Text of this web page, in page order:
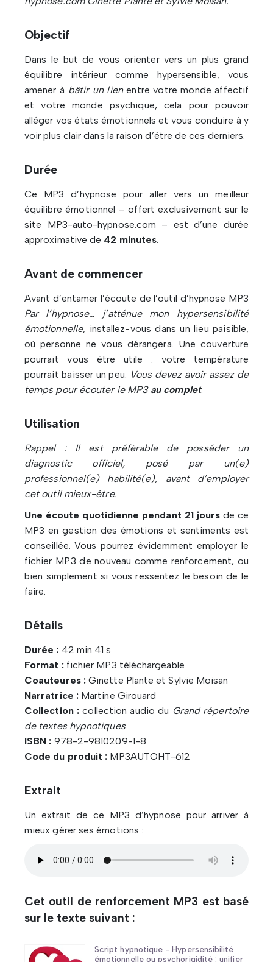
Objectif
Dans le but de vous orienter vers un plus grand
équilibre intérieur comme hypersensible, vous
amener à bâtir un lienentre votre monde affectif
et votre monde psychique, cela pour pouvoir
alléger vos états émotionnels et vous conduire à y
voir plus clair dans la raison d’être de ces derniers.
Durée
Ce MP3 d’hypnose pour aller vers un meilleur
équilibre émotionnel – offert exclusivement sur le
site MP3-auto-hypnose.com – est d’une durée
approximative de 42 minutes.
Avant de commencer
Avant d’entamer l’écoute de l’outil d’hypnose MP3
Par l’hypnose… j’atténue mon hypersensibilité
émotionnelle, installez-vous dans un lieu paisible,
où personne ne vous dérangera. Une couverture
pourrait vous être utile : votre température
pourrait baisser un peu. Vous devez avoir assez de
temps pour écouter le MP3au complet.
Utilisation
Rappel : Il est préférable de posséder un
diagnostic officiel, posé par un(e)
professionnel(e) habilité(e), avant d’employer
cet outil mieux-être.
Une écoute quotidienne pendant 21 joursde ce
MP3 en gestion des émotions et sentiments est
conseillée. Vous pourrez évidemment employer le
fichier MP3 de nouveau comme renforcement, ou
bien simplement si vous ressentez le besoin de le
faire.
Détails
Durée : 42 min 41 s
Format :fichier MP3 téléchargeable
Coauteures :Ginette Plante et Sylvie Moisan
Narratrice :Martine Girouard
Collection : collection audio du Grand répertoire
de textes hypnotiques
ISBN : 978-2-9810209-1-8
Code du produit : MP3AUTOHT-612
Extrait
Un extrait de ce MP3 d’hypnose pour arriver à
mieux gérer ses émotions :
Cet outil de renforcement MP3 est basé
sur le texte suivant :
Script hypnotique - Hypersensibilité
émotionnelle ou psychorigidité : unifier